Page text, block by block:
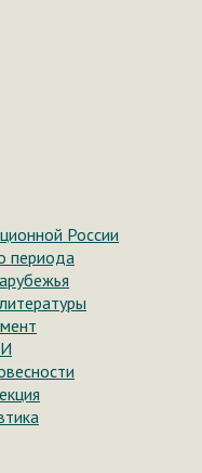
России
периода